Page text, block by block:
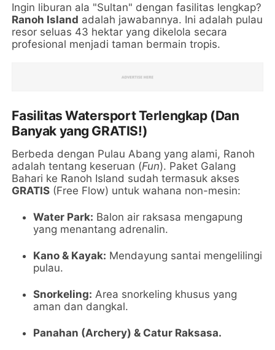
Ingin liburan ala "Sultan" dengan fasilitas lengkap?
Ranoh Island adalah jawabannya. Ini adalah pulau
resor seluas 43 hektar yang dikelola secara
profesional menjadi taman bermain tropis.
Fasilitas Watersport Terlengkap (Dan
Banyak yang GRATIS!)
Berbeda dengan Pulau Abang yang alami, Ranoh
adalah tentang keseruan (Fun). Paket Galang
Bahari ke Ranoh Island sudah termasuk akses
GRATIS (Free Flow) untuk wahana non-mesin:
Water Park: Balon air raksasa mengapung
yang menantang adrenalin.
Kano & Kayak: Mendayung santai mengelilingi
pulau.
Snorkeling: Area snorkeling khusus yang
aman dan dangkal.
Panahan (Archery) & Catur Raksasa.